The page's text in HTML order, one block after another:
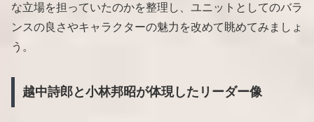
な立場を担っていたのかを整理し、ユニットとしてのバラ
ンスの良さやキャラクターの魅力を改めて眺めてみましょ
う。
越中詩郎と小林邦昭が体現したリーダー像